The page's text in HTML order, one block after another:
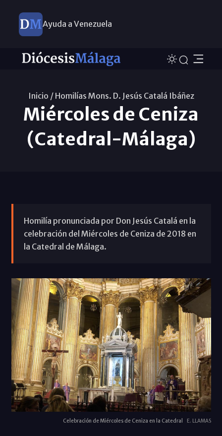
Ayuda a Venezuela
Inicio / Homilías Mons. D. Jesús Catalá Ibáñez
Miércoles de Ceniza
(Catedral-Málaga)
Homilía pronunciada por Don Jesús Catalá en la
celebración del Miércoles de Ceniza de 2018 en
la Catedral de Málaga.
Celebración de Miércoles de Ceniza en la Catedral E. LLAMAS